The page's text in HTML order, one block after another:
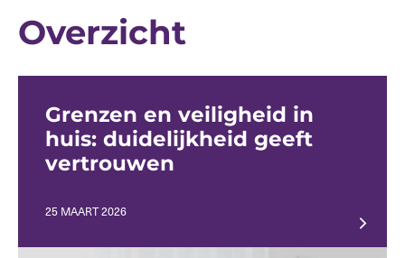
Overzicht
Grenzen en veiligheid in
huis: duidelijkheid geeft
vertrouwen
25 MAART 2026